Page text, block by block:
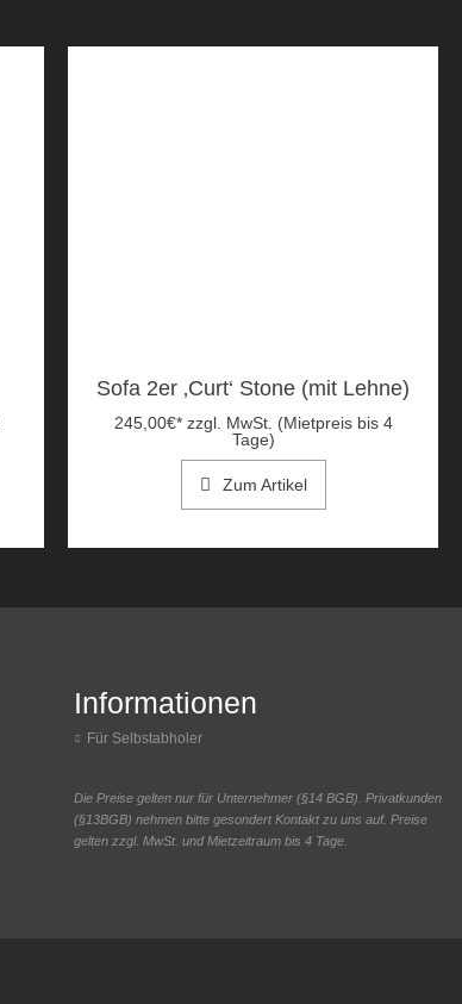
Sofa 2er ‚Curt‘ Stone (mit Lehne)
245,00€* zzgl. MwSt. (Mietpreis bis 4
Tage)
Zum Artikel
Informationen
Für Selbstabholer
Die Preise gelten nur für Unternehmer (§14 BGB). Privatkunden
(§13BGB) nehmen bitte gesondert Kontakt zu uns auf. Preise
gelten zzgl. MwSt. und Mietzeitraum bis 4 Tage.